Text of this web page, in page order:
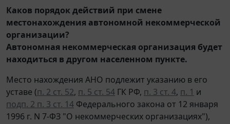
Каков порядок действий при смене
местонахождения автономной некоммерческой
организации?
Автономная некоммерческая организация будет
находиться в другом населенном пункте.
Место нахождения АНО подлежит указанию в его
уставе (п. 2 ст. 52, п. 5 ст. 54 ГК РФ, п. 3 ст. 4, п. 1 и
подп. 2 п. 3 ст. 14 Федерального закона от 12 января
1996 г. N 7-ФЗ "О некоммерческих организациях"),